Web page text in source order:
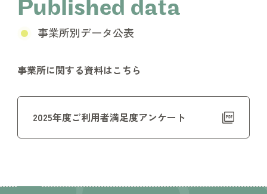
Published data
事業所別データ公表
事業所に関する資料はこちら
2025年度ご利用者満足度アンケート